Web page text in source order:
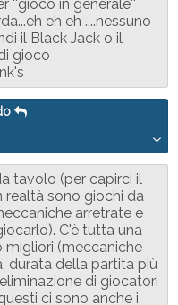
''gioco in generale''
eh eh ....nessuno
il Black Jack o il
gioco
tavolo (per capirci il
realtà sono giochi da
arretrate e
C'è tutta una
(meccaniche
durata della partita più
di giocatori
ci sono anche i